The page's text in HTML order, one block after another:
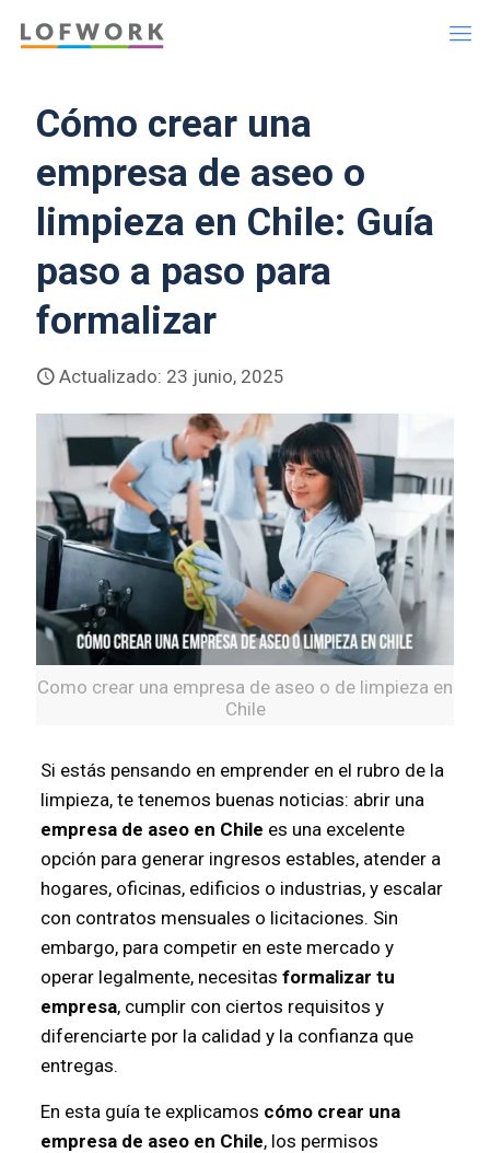
Cómo crear una
empresa de aseo o
limpieza en Chile: Guía
paso a paso para
formalizar
Actualizado: 23 junio, 2025
Como crear una empresa de aseo o de limpieza en
Chile
Si estás pensando en emprender en el rubro de la
limpieza, te tenemos buenas noticias: abrir una
empresa de aseo en Chile es una excelente
opción para generar ingresos estables, atender a
hogares, oficinas, edificios o industrias, y escalar
con contratos mensuales o licitaciones. Sin
embargo, para competir en este mercado y
operar legalmente, necesitas formalizar tu
empresa, cumplir con ciertos requisitos y
diferenciarte por la calidad y la confianza que
entregas.
En esta guía te explicamos cómo crear una
empresa de aseo en Chile, los permisos